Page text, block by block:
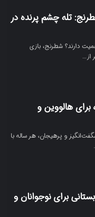
تله چشم پرنده در
دارند؟ شطرنج، بازی
از…
هالووین و
و پرهیجان، هر ساله با
با توپ؛ ۷ ایده تابستانی برای نوجوانان و